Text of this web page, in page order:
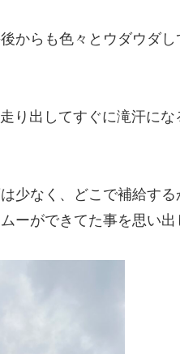
からも色々とウダウダ
り出してすぐに滝汗に
少なく、どこで補給す
ーができてた事を思い出